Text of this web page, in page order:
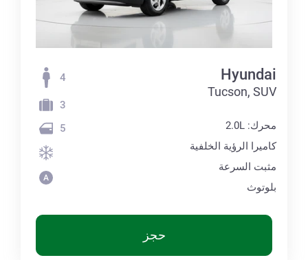
Hyundai
Tucson, SUV
محرك: 2.0L
كاميرا الرؤية الخلفية
مثبت السرعة
بلوتوث
4
3
5
حجز